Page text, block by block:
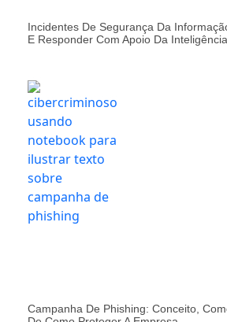
Incidentes De Segurança Da
E Responder Com Apoio Da
Campanha De Phishing: Conceito,